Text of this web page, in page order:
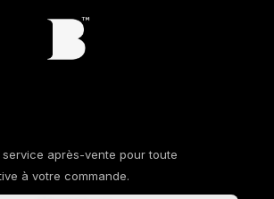
après-vente pour toute
à votre commande.